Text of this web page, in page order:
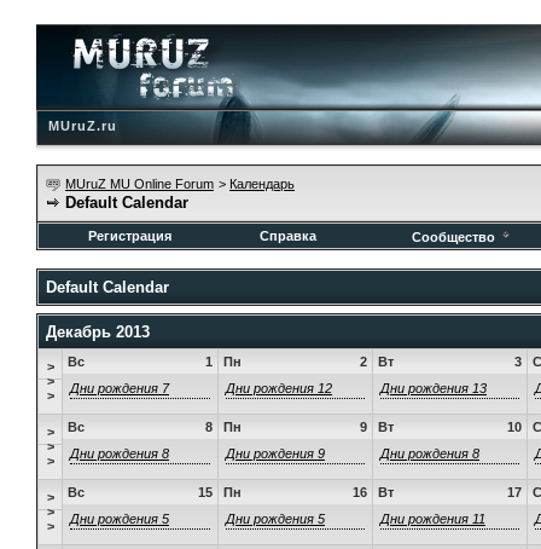
MUruZ.ru
MUruZ MU Online Forum > Календарь
Default Calendar
Регистрация Справка Сообщество
Default Calendar
Декабрь 2013
>
>
>
1
Вс
Дни рождения 7
2
Пн
Дни рождения 12
3
Вт
Дни рождения 13
>
>
>
8
Вс
Дни рождения 8
9
Пн
Дни рождения 9
10
Вт
Дни рождения 8
>
>
>
15
Вс
Дни рождения 5
16
Пн
Дни рождения 5
17
Вт
Дни рождения 11